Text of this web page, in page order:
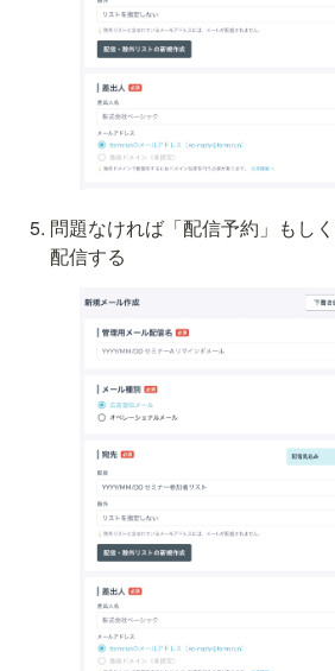
問題なければ「配信予約」もし
配信する